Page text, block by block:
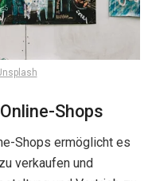
Shops
Shops ermöglicht es
verkaufen und